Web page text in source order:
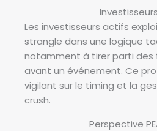
o
n
t
r
a
n
Les investisseurs actifs
strangle dans une logique
notamment à tirer parti
avant un événement. Ce
vigilant sur le timing et la
crush.
Perspective